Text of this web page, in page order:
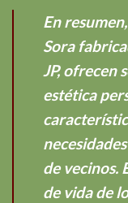
En
Sora
JP, ofrecen
estética
de vecinos.
de vida de